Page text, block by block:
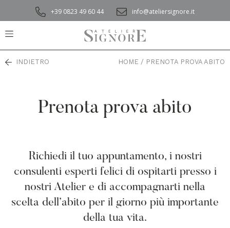
+39 0823 49 60 44 info@ateliersignore.it
INDIETRO HOME / PRENOTA PROVA ABITO
Prenota prova abito
Richiedi il tuo appuntamento, i nostri
consulenti esperti felici di ospitarti presso i
nostri Atelier e di accompagnarti nella
scelta dell’abito per il giorno più importante
della tua vita.